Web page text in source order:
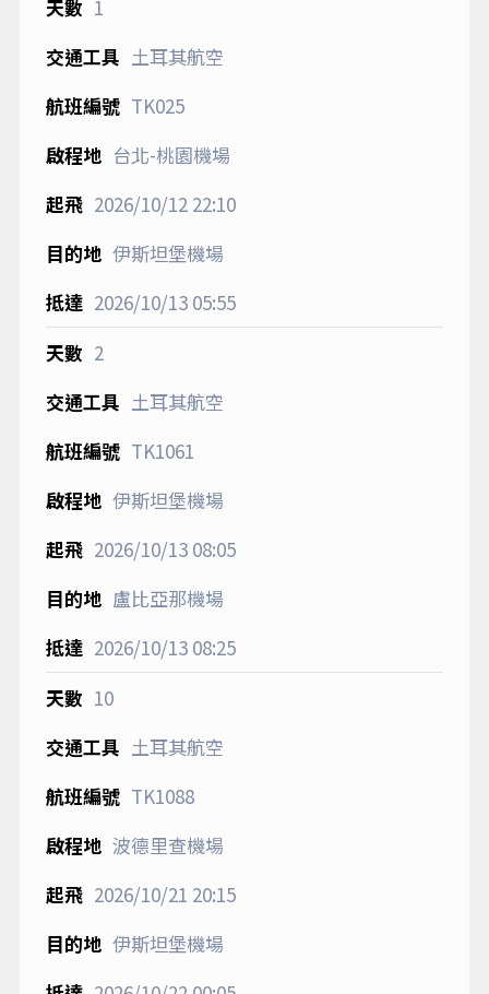
1
土耳其航空
TK025
台北-桃園機場
2026/10/1222:10
伊斯坦堡機場
2026/10/1305:55
2
土耳其航空
TK1061
伊斯坦堡機場
2026/10/1308:05
盧比亞那機場
2026/10/1308:25
10
土耳其航空
TK1088
波德里查機場
2026/10/21 20:15
伊斯坦堡機場